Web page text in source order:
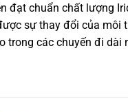
đạt chuẩn chất lượng
sự thay đổi của môi
trong các chuyến đi dài